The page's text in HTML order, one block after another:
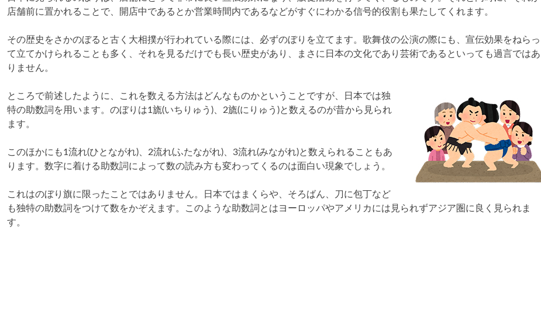
店舗前に置かれることで、開店中であるとか営業時間内であるなどがすぐにわかる信号的役割も果たしてくれます。
その歴史をさかのぼると古く大相撲が行われている際には、必ずのぼりを立てます。歌舞伎の公演の際にも、宣伝効果をねらっ
て立てかけられることも多く、それを見るだけでも長い歴史があり、まさに日本の文化であり芸術であるといっても過言ではあ
りません。
ところで前述したように、これを数える方法はどんなものかということですが、日本では独
特の助数詞を用います。のぼりは1旒(いちりゅう)、2旒(にりゅう)と数えるのが昔から見られ
ます。
このほかにも1流れ(ひとながれ)、2流れ(ふたながれ)、3流れ(みながれ)と数えられることもあ
ります。数字に着ける助数詞によって数の読み方も変わってくるのは面白い現象でしょう。
これはのぼり旗に限ったことではありません。日本ではまくらや、そろばん、刀に包丁など
も独特の助数詞をつけて数をかぞえます。このような助数詞とはヨーロッパやアメリカには見られずアジア圏に良く見られま
す。